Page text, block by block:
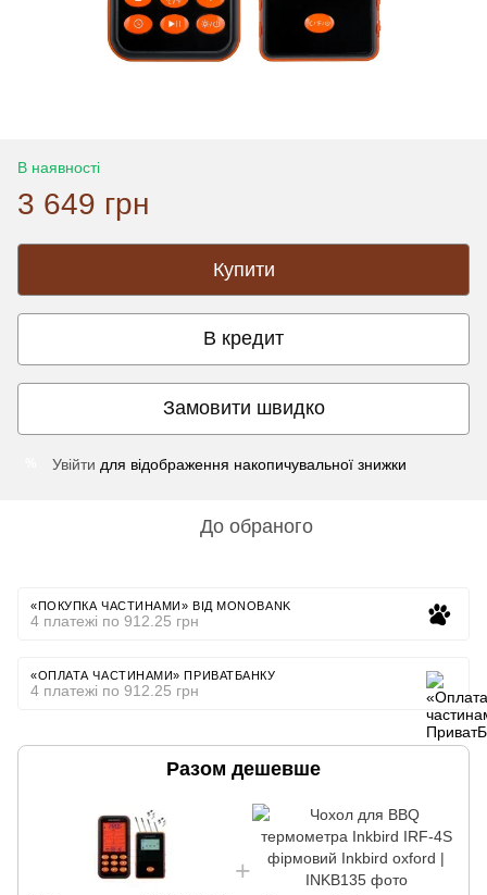
В наявності
3 649 грн
Купити
В кредит
Замовити швидко
Увійти для відображення накопичувальної знижки
До обраного
«ПОКУПКА ЧАСТИНАМИ» ВІД MONOBANK
4 платежі по 912.25 грн
«ОПЛАТА ЧАСТИНАМИ» ПРИВАТБАНКУ
4 платежі по 912.25 грн
Разом дешевше